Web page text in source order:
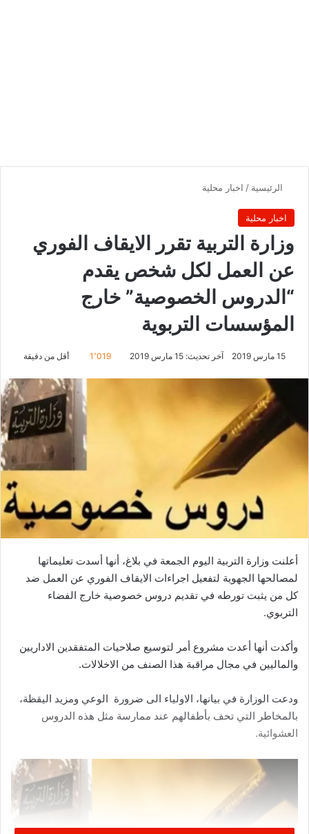
الرئيسية / اخبار محلية
اخبار محلية
وزارة التربية تقرر الايقاف الفوري
عن العمل لكل شخص يقدم
“الدروس الخصوصية” خارج
المؤسسات التربوية
15 مارس 2019 آخر تحديث: 15 مارس 2019 1٬019 أقل من دقيقة
أعلنت وزارة التربية اليوم الجمعة في بلاغ، أنها أسدت تعليماتها
لمصالحها الجهوية لتفعيل اجراءات الايقاف الفوري عن العمل ضد
كل من يثبت تورطه في تقديم دروس خصوصية خارج الفضاء
التربوي.
وأكدت أنها أعدت مشروع أمر لتوسيع صلاحيات المتفقدين الاداريين
والماليين في مجال مراقبة هذا الصنف من الاخلالات.
ودعت الوزارة في بيانها، الاولياء الى ضرورة الوعي ومزيد اليقظة،
بالمخاطر التي تحف بأطفالهم عند ممارسة مثل هذه الدروس
العشوائية.